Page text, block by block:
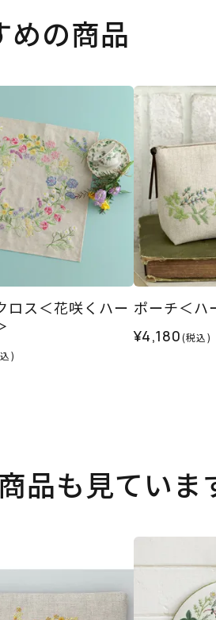
めの商品
ロス＜花咲くハー
)
ポーチ＜ハ
¥4,180(税込)
品も見ていま